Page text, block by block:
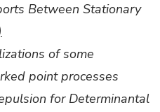
Between Stationary
of some
point processes
for Determinantal